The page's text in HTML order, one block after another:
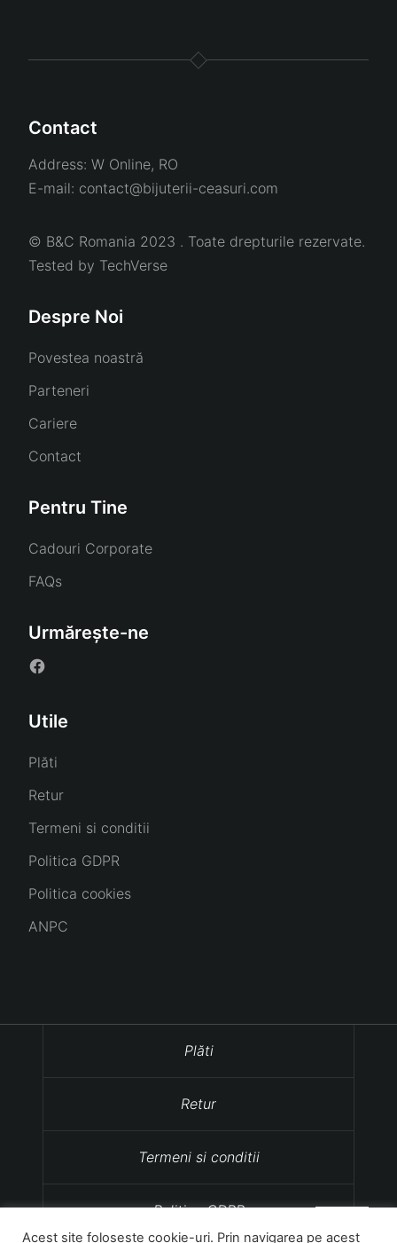
Contact
Address: W Online, RO
E-mail: contact@bijuterii-ceasuri.com
© B&C Romania 2023 . Toate drepturile rezervate.
Tested by TechVerse
Despre Noi
Povestea noastră
Parteneri
Cariere
Contact
Pentru Tine
Cadouri Corporate
FAQs
Urmărește-ne
Utile
Plăti
Retur
Termeni si conditii
Politica GDPR
Politica cookies
ANPC
Plăti
Retur
Termeni si conditii
Politica GDPR
Acest site foloseste cookie-uri. Prin navigarea pe acest